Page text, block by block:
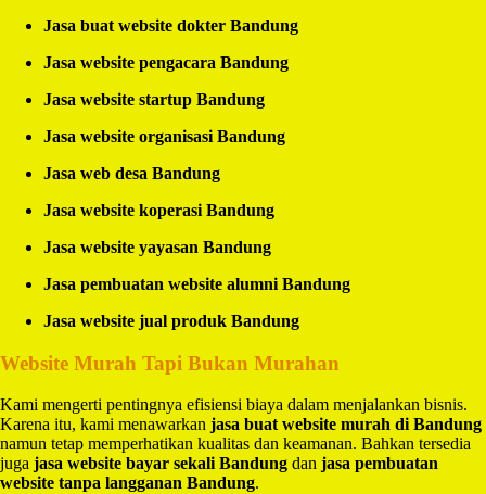
Jasa buat website dokter Bandung
Jasa website pengacara Bandung
Jasa website startup Bandung
Jasa website organisasi Bandung
Jasa web desa Bandung
Jasa website koperasi Bandung
Jasa website yayasan Bandung
Jasa pembuatan website alumni Bandung
Jasa website jual produk Bandung
Website Murah Tapi Bukan Murahan
Kami mengerti pentingnya efisiensi biaya dalam menjalankan bisnis.
Karena itu, kami menawarkan jasa buat website murah di Bandung
namun tetap memperhatikan kualitas dan keamanan. Bahkan tersedia
juga jasa website bayar sekali Bandung dan jasa pembuatan
website tanpa langganan Bandung.